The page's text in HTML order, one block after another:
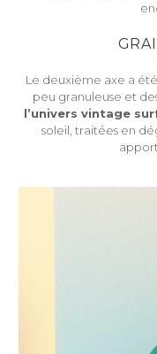
Le deuxième axe a
peu granuleuse et
l’univers vintage
soleil, traitées en